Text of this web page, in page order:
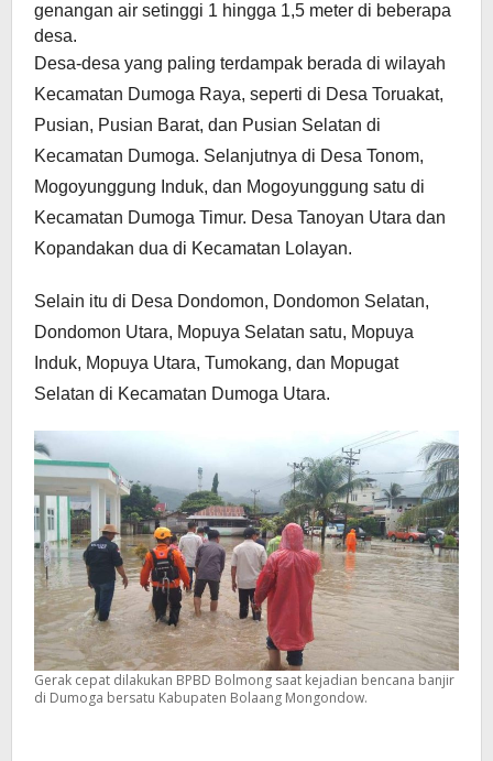
genangan air setinggi 1 hingga 1,5 meter di beberapa
desa.
Desa-desa yang paling terdampak berada di wilayah
Kecamatan Dumoga Raya, seperti di Desa Toruakat,
Pusian, Pusian Barat, dan Pusian Selatan di
Kecamatan Dumoga. Selanjutnya di Desa Tonom,
Mogoyunggung Induk, dan Mogoyunggung satu di
Kecamatan Dumoga Timur. Desa Tanoyan Utara dan
Kopandakan dua di Kecamatan Lolayan.
Selain itu di Desa Dondomon, Dondomon Selatan,
Dondomon Utara, Mopuya Selatan satu, Mopuya
Induk, Mopuya Utara, Tumokang, dan Mopugat
Selatan di Kecamatan Dumoga Utara.
Gerak cepat dilakukan BPBD Bolmong saat kejadian bencana banjir
di Dumoga bersatu Kabupaten Bolaang Mongondow.